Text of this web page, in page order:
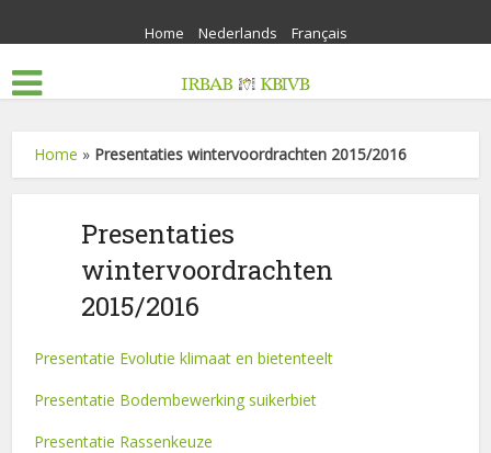
Home Nederlands Français
Home » Presentaties wintervoordrachten 2015/2016
Presentaties
wintervoordrachten
2015/2016
Presentatie Evolutie klimaat en bietenteelt
Presentatie Bodembewerking suikerbiet
Presentatie Rassenkeuze